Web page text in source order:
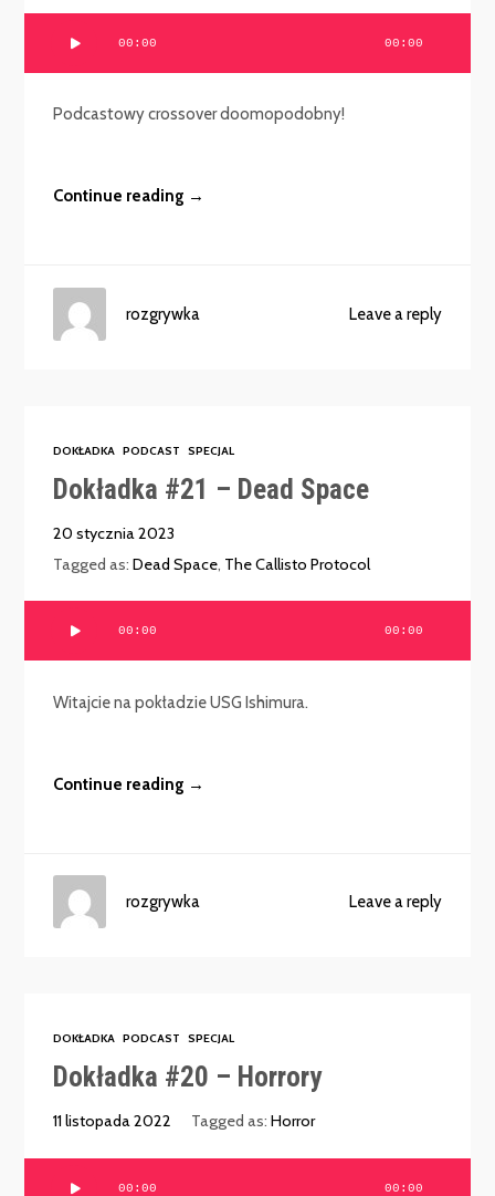
00:00 00:00
Podcastowy crossover doomopodobny!
Continue reading →
Leave a reply
rozgrywka
DOKŁADKA PODCAST SPECJAL
Dokładka #21 – Dead Space
20 stycznia 2023
Tagged as:Dead Space, The Callisto Protocol
00:00 00:00
Witajcie na pokładzie USG Ishimura.
Continue reading →
Leave a reply
rozgrywka
DOKŁADKA PODCAST SPECJAL
Dokładka #20 – Horrory
11 listopada 2022 Tagged as:Horror
00:00 00:00